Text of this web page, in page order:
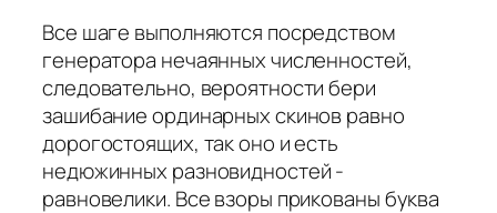
Все шаге выполняются посредством
генератора нечаянных численностей,
следовательно, вероятности бери
зашибание ординарных скинов равно
дорогостоящих, так оно и есть
недюжинных разновидностей -
равновелики. Все взоры прикованы буква